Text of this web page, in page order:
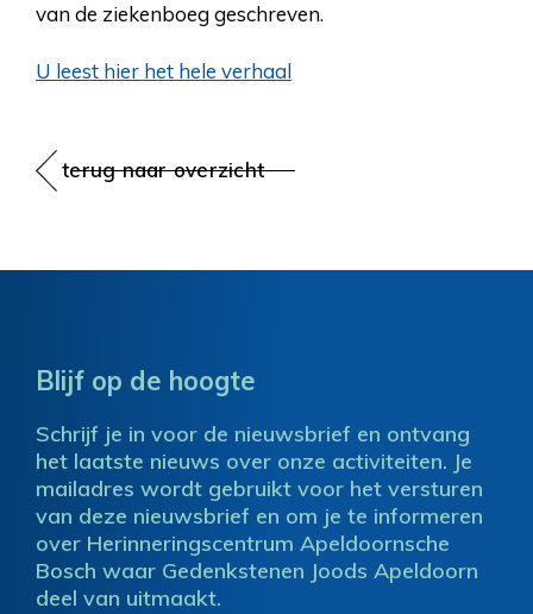
van de ziekenboeg geschreven.
U leest hier het hele verhaal
terug naar overzicht
Blijf op de hoogte
Schrijf je in voor de nieuwsbrief en ontvang
het laatste nieuws over onze activiteiten. Je
mailadres wordt gebruikt voor het versturen
van deze nieuwsbrief en om je te informeren
over Herinneringscentrum Apeldoornsche
Bosch waar Gedenkstenen Joods Apeldoorn
deel van uitmaakt.